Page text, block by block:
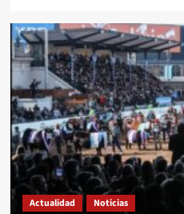
Actualidad Noticias